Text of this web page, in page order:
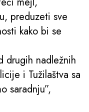
preduzeti sve
kako bi se
drugih nadležnih
i Tužilaštva sa
saradnju”,